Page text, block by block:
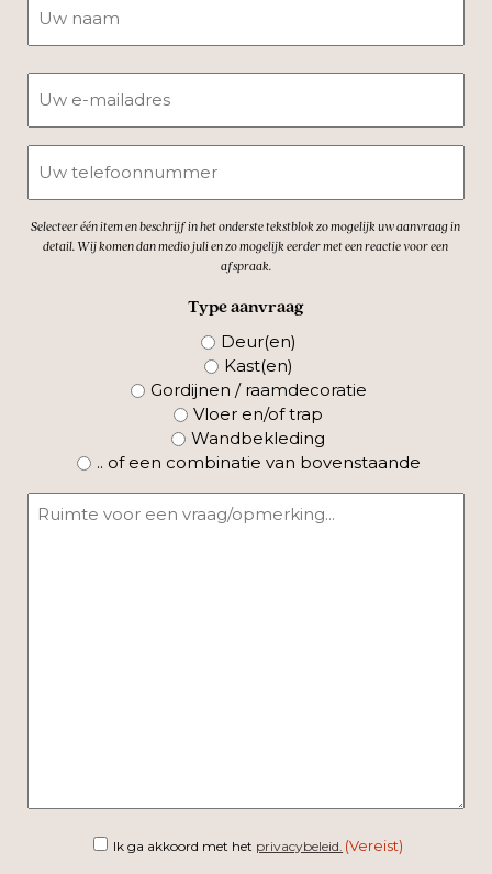
Selecteer één item en beschrijf in het onderste tekstblok zo mogelijk uw aanvraag in
detail. Wij komen dan medio juli en zo mogelijk eerder met een reactie voor een
afspraak.
Type aanvraag
Deur(en)
Kast(en)
Gordijnen / raamdecoratie
Vloer en/of trap
Wandbekleding
.. of een combinatie van bovenstaande
Bericht
Instemming
Ik ga akkoord met het privacybeleid. (Vereist)